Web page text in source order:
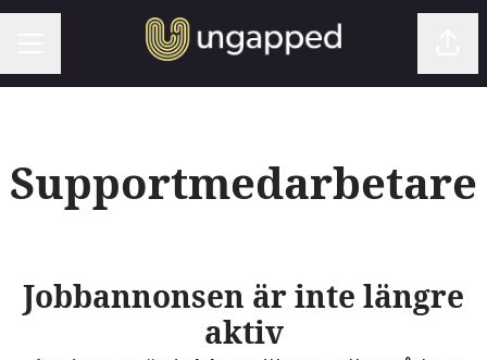
KARRIÄRMENY
Supportmedarbetare
Jobbannonsen är inte längre
aktiv